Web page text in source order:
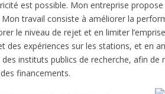
est possible. Mon entreprise
travail consiste à améliorer la
le niveau de rejet et en limiter
des expériences sur les stations, et en
instituts publics de recherche, afin
financements.